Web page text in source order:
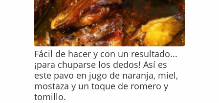
Fácil de hacer y con un resultado...
¡para chuparse los dedos! Así es
este pavo en jugo de naranja, miel,
mostaza y un toque de romero y
tomillo.